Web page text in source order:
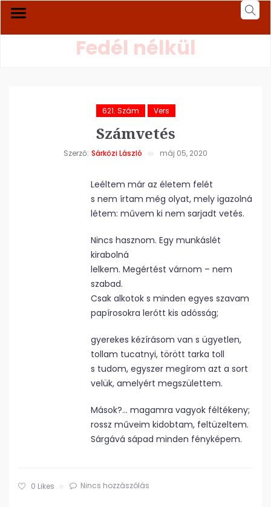
Fedél nélkül
621. Szám Vers
Számvetés
Szerző: Sárközi László máj 05, 2020
Leéltem már az életem felét
s nem írtam még olyat, mely igazolná
létem: művem ki nem sarjadt vetés.
Nincs hasznom. Egy munkáslét
kirabolná
lelkem. Megértést várnom – nem
szabad.
Csak alkotok s minden egyes szavam
papírosokra lerótt kis adósság;
gyerekes kézírásom van s ügyetlen,
tollam tucatnyi, törött tarka toll
s tudom, egyszer megírom azt a sort
velük, amelyért megszülettem.
Mások?… magamra vagyok féltékeny;
rossz műveim kidobtam, feltüzeltem.
Sárgává sápad minden fényképem.
0 Likes Nincs hozzászólás